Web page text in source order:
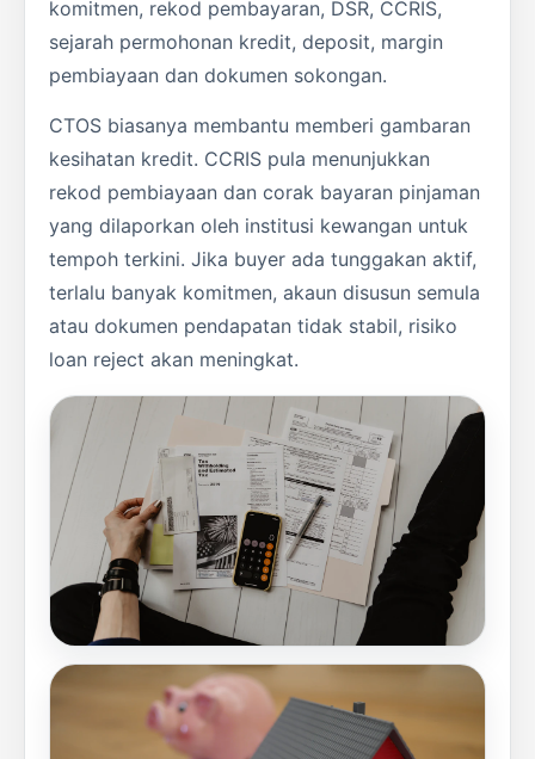
komitmen, rekod pembayaran, DSR, CCRIS,
sejarah permohonan kredit, deposit, margin
pembiayaan dan dokumen sokongan.
CTOS biasanya membantu memberi gambaran
kesihatan kredit. CCRIS pula menunjukkan
rekod pembiayaan dan corak bayaran pinjaman
yang dilaporkan oleh institusi kewangan untuk
tempoh terkini. Jika buyer ada tunggakan aktif,
terlalu banyak komitmen, akaun disusun semula
atau dokumen pendapatan tidak stabil, risiko
loan reject akan meningkat.